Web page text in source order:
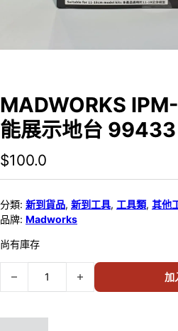
MADWORKS
能展示地台 99433
$100.0
分類: 新到貨品, 新到工具, 工具類, 其他
品牌: Madworks
尚有庫存
MADWORKS IPM-03 淺灰色多功能展
加